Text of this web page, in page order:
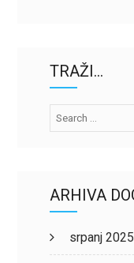
TRAŽI…
ARHIVA
srpanj 2025